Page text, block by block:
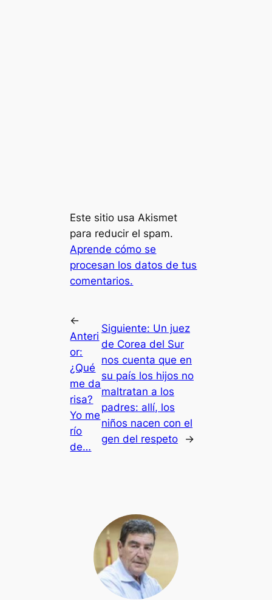
Este sitio usa Akismet
para reducir el spam.
Aprende cómo se
procesan los datos de tus
comentarios.
←
Anteri
or:
¿Qué
me da
risa?
Yo me
río
de…
Siguiente: Un juez
de Corea del Sur
nos cuenta que en
su país los hijos no
maltratan a los
padres: allí, los
niños nacen con el
gen del respeto
→